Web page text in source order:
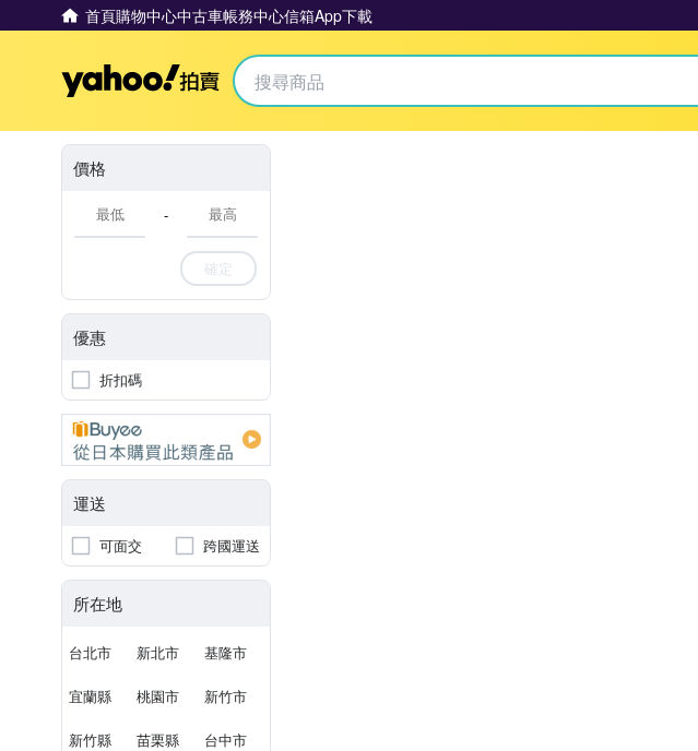
首頁購物中心中古車帳務中心信箱App下載
Yahoo拍賣
價格
-
確定
優惠
折扣碼
運送
可面交 跨國運送
所在地
台北市 新北市 基隆市
宜蘭縣 桃園市 新竹市
新竹縣 苗栗縣 台中市